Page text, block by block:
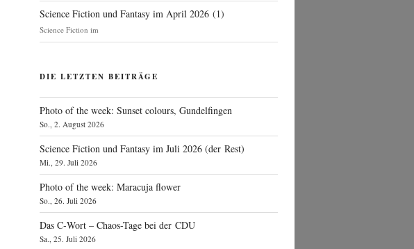
Science Fiction und Fantasy im April 2026 (1)
Science Fiction im
DIE LETZTEN BEITRÄGE
Photo of the week: Sunset colours, Gundelfingen
So., 2. August 2026
Science Fiction und Fantasy im Juli 2026 (der Rest)
Mi., 29. Juli 2026
Photo of the week: Maracuja flower
So., 26. Juli 2026
Das C‑Wort – Chaos-Tage bei der CDU
Sa., 25. Juli 2026